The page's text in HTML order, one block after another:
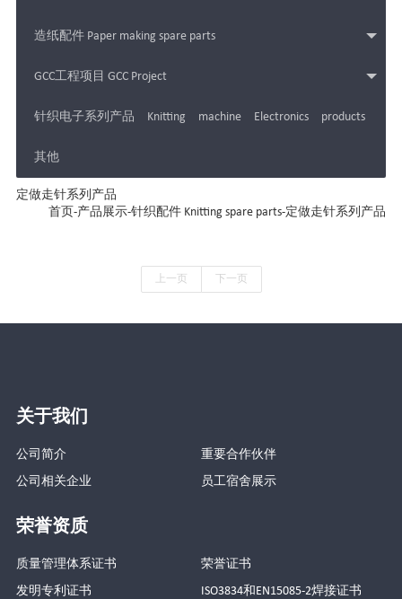
造纸配件 Paper making spare parts
GCC工程项目 GCC Project
针织电子系列产品 Knitting machine Electronics products
其他
定做走针系列产品
首页-产品展示-针织配件 Knitting spare parts-定做走针系列产品
上一页 下一页
关于我们
公司简介
重要合作伙伴
公司相关企业
员工宿舍展示
荣誉资质
质量管理体系证书
荣誉证书
发明专利证书
ISO3834和EN15085-2焊接证书